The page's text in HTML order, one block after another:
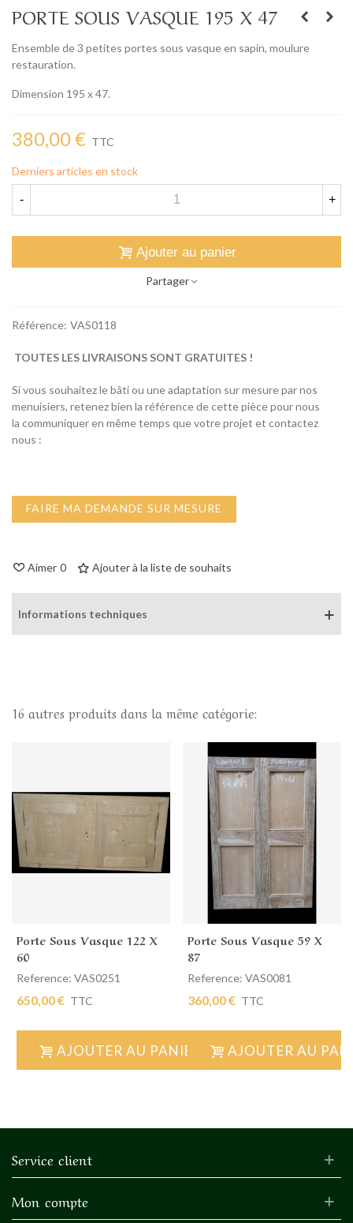
PORTE SOUS VASQUE 195 X 47
Ensemble de 3 petites portes sous vasque en sapin, moulure
restauration.
Dimension 195 x 47.
380,00 € TTC
Derniers articles en stock
- +
Ajouter au panier
Partager
Référence: VAS0118
TOUTES LES LIVRAISONS SONT GRATUITES !
Si vous souhaitez le bâti ou une adaptation sur mesure par nos
menuisiers, retenez bien la référence de cette pièce pour nous
la communiquer en même temps que votre projet et contactez
nous :
FAIRE MA DEMANDE SUR MESURE
Aimer 0 Ajouter à la liste de souhaits
Informations techniques
16 autres produits dans la même catégorie:
Porte Sous Vasque 122 X
60
Reference: VAS0251
650,00 € TTC
AJOUTER AU PANIER
Porte Sous Vasque 59 X
87
Reference: VAS0081
360,00 € TTC
AJOUTER AU
Service client
Mon compte